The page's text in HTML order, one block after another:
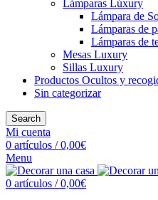
Lámparas Lúxury
Lámpara de
Lámparas de
Lámparas de
Mesas Luxury
Sillas Luxury
Productos Ocultos y
Sin categorizar
Search
Mi cuenta
0 artículos / 0,00€
Menu
0 artículos / 0,00€